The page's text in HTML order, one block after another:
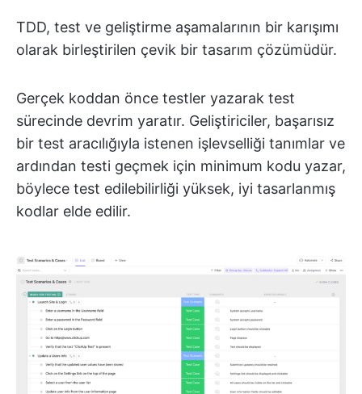
TDD, test ve geliştirme aşamalarının bir karışımı
olarak birleştirilen çevik bir tasarım çözümüdür.
Gerçek koddan önce testler yazarak test
sürecinde devrim yaratır. Geliştiriciler, başarısız
bir test aracılığıyla istenen işlevselliği tanımlar ve
ardından testi geçmek için minimum kodu yazar,
böylece test edilebilirliği yüksek, iyi tasarlanmış
kodlar elde edilir.